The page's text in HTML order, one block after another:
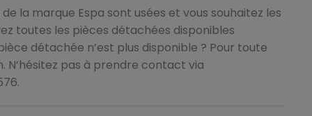
la marque Espa sont usées et vous souhaitez les
toutes les pièces détachées disponibles
détachée n’est plus disponible ? Pour toute
pas à prendre contact via